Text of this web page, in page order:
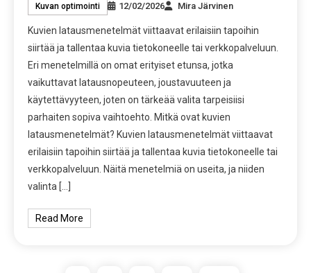
Kuvan optimointi 12/02/2026 Mira Järvinen
Kuvien latausmenetelmät viittaavat erilaisiin tapoihin
siirtää ja tallentaa kuvia tietokoneelle tai verkkopalveluun.
Eri menetelmillä on omat erityiset etunsa, jotka
vaikuttavat latausnopeuteen, joustavuuteen ja
käytettävyyteen, joten on tärkeää valita tarpeisiisi
parhaiten sopiva vaihtoehto. Mitkä ovat kuvien
latausmenetelmät? Kuvien latausmenetelmät viittaavat
erilaisiin tapoihin siirtää ja tallentaa kuvia tietokoneelle tai
verkkopalveluun. Näitä menetelmiä on useita, ja niiden
valinta […]
Read More